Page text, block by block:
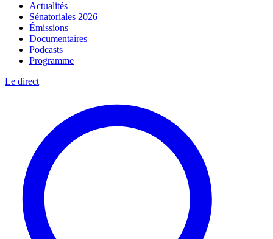
Actualités
Sénatoriales 2026
Émissions
Documentaires
Podcasts
Programme
Le direct